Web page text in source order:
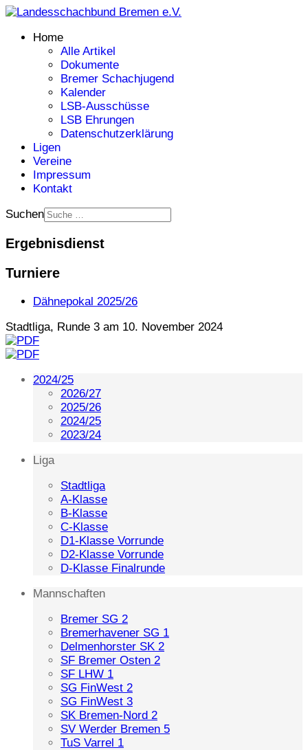
Home
Alle Artikel
Dokumente
Bremer Schachjugend
Kalender
LSB-Ausschüsse
LSB Ehrungen
Datenschutzerklärung
Ligen
Vereine
Impressum
Kontakt
Suchen
Ergebnisdienst
Turniere
Dähnepokal 2025/26
Stadtliga, Runde 3 am 10. November 2024
2024/25
2026/27
2025/26
2024/25
2023/24
Liga
Stadtliga
A-Klasse
B-Klasse
C-Klasse
D1-Klasse Vorrunde
D2-Klasse Vorrunde
D-Klasse Finalrunde
Mannschaften
Bremer SG 2
Bremerhavener SG 1
Delmenhorster SK 2
SF Bremer Osten 2
SF LHW 1
SG FinWest 2
SG FinWest 3
SK Bremen-Nord 2
SV Werder Bremen 5
TuS Varrel 1